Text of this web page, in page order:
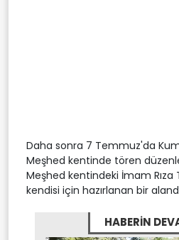
Daha sonra 7 Temmuz'da
Meşhed kentinde tören
Meşhed kentindeki İmam Rıza
kendisi için hazırlanan bir
HABERİN